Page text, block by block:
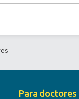
Para doctores